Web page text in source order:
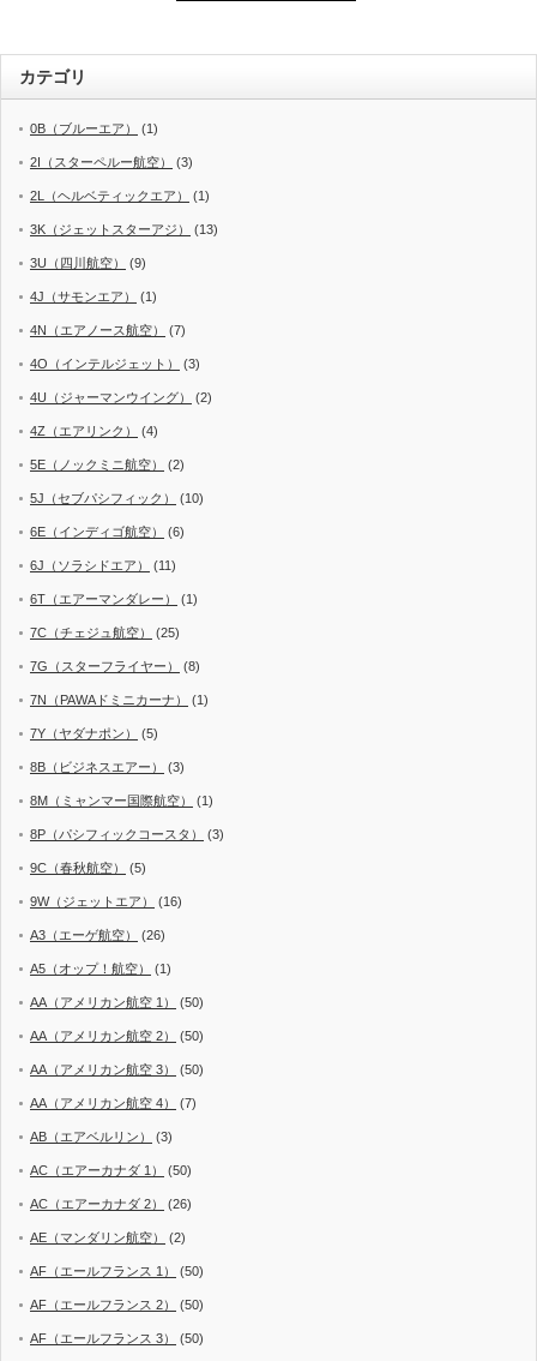
カテゴリ
0B（ブルーエア） (1)
2I（スターペルー航空） (3)
2L（ヘルベティックエア） (1)
3K（ジェットスターアジ） (13)
3U（四川航空） (9)
4J（サモンエア） (1)
4N（エアノース航空） (7)
4O（インテルジェット） (3)
4U（ジャーマンウイング） (2)
4Z（エアリンク） (4)
5E（ノックミニ航空） (2)
5J（セブパシフィック） (10)
6E（インディゴ航空） (6)
6J（ソラシドエア） (11)
6T（エアーマンダレー） (1)
7C（チェジュ航空） (25)
7G（スターフライヤー） (8)
7N（PAWAドミニカーナ） (1)
7Y（ヤダナポン） (5)
8B（ビジネスエアー） (3)
8M（ミャンマー国際航空） (1)
8P（パシフィックコースタ） (3)
9C（春秋航空） (5)
9W（ジェットエア） (16)
A3（エーゲ航空） (26)
A5（オップ！航空） (1)
AA（アメリカン航空 1） (50)
AA（アメリカン航空 2） (50)
AA（アメリカン航空 3） (50)
AA（アメリカン航空 4） (7)
AB（エアベルリン） (3)
AC（エアーカナダ 1） (50)
AC（エアーカナダ 2） (26)
AE（マンダリン航空） (2)
AF（エールフランス 1） (50)
AF（エールフランス 2） (50)
AF（エールフランス 3） (50)